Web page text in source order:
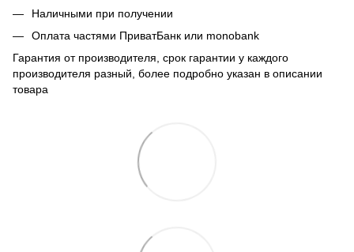
Наличными при получении
Оплата частями ПриватБанк или monobank
Гарантия от производителя, срок гарантии у каждого
производителя разный, более подробно указан в описании
товара